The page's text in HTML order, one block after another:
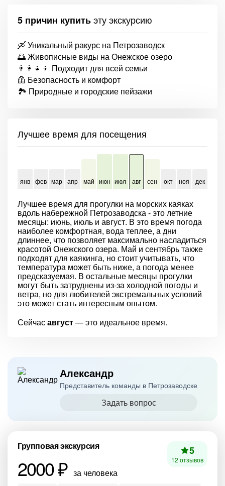
5 причин купитьэту экскурсию
🛶 Уникальный ракурс на Петрозаводск
🌅 Живописные виды на Онежское озеро
👨‍👩‍👧‍👦 Подходит для всей семьи
🦺 Безопасность и комфорт
🏞️ Природные и городские пейзажи
Лучшее время для посещения
янв фев мар апр май июн июл авг сен окт ноя дек
Лучшее время для прогулки на морских каяках
вдоль набережной Петрозаводска - это летние
месяцы: июнь, июль и август. В это время погода
наиболее комфортная, вода теплее, а дни
длиннее, что позволяет максимально насладиться
красотой Онежского озера. Май и сентябрь также
подходят для каякинга, но стоит учитывать, что
температура может быть ниже, а погода менее
предсказуемая. В остальные месяцы прогулки
могут быть затруднены из-за холодной погоды и
ветра, но для любителей экстремальных условий
это может стать интересным опытом.
Сейчасавгуст— это идеальное время.
Александр
Представитель команды в Петрозаводске
Задать вопрос
Групповая экскурсия
2000 ₽ за человека
5
12 отзывов